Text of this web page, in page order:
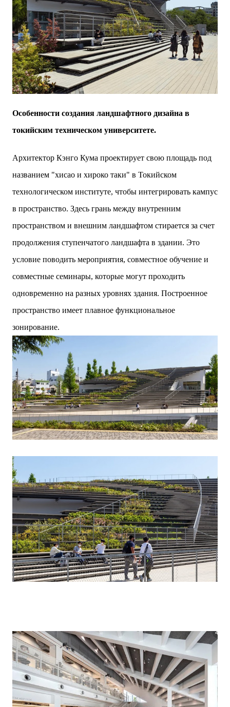
Особенности создания ландшафтного дизайна в
токийским техническом университете.
Архитектор Кэнго Кума проектирует свою площадь под
названием "хисао и хироко таки" в Токийском
технологическом институте, чтобы интегрировать кампус
в пространство. Здесь грань между внутренним
пространством и внешним ландшафтом стирается за счет
продолжения ступенчатого ландшафта в здании. Это
условие поводить мероприятия, совместное обучение и
совместные семинары, которые могут проходить
одновременно на разных уровнях здания. Построенное
пространство имеет плавное функциональное
зонирование.